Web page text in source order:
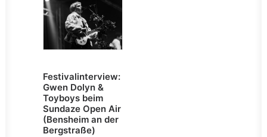
Festivalinterview:
Gwen Dolyn &
Toyboys beim
Sundaze Open Air
(Bensheim an der
Bergstraße)